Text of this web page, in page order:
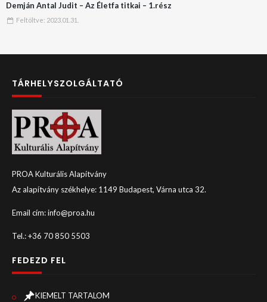
Demján Antal Judit – Az Életfa titkai – 1.rész
Feltöltve: 2023.01.31.
TÁRHELYSZOLGÁLTATÓ
PROA Kulturális Alapítvány
Az alapítvány székhelye: 1149 Budapest, Várna utca 32.
Email cím: info@proa.hu
Tel.: +36 70 850 5503
FEDEZD FEL
KIEMELT TARTALOM